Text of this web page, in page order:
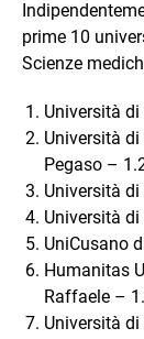
prime 10
Scienze
Università
Università
Pegaso –
Università
Università
UniCusano
Humanitas
Raffaele –
Università